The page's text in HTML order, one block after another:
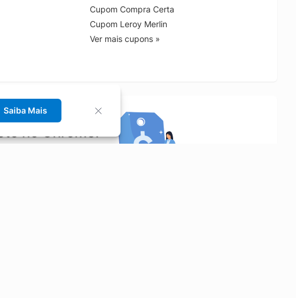
Cupom Compra Certa
Cupom Leroy Merlin
Ver mais cupons »
no Chrome!
Saiba Mais